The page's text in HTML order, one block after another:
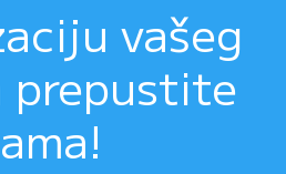
vašeg
prepustite